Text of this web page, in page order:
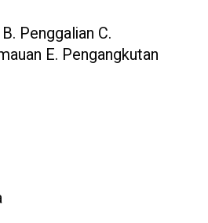
Penggalian C.
E. Pengangkutan